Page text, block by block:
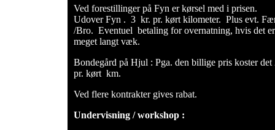
Ved forestillinger på Fyn er kørsel med i prisen.
Udover Fyn . 3 kr. pr. kørt kilometer. Plus evt.
/Bro. Eventuel betaling for overnatning, hvis det er
meget langt væk.
Bondegård på Hjul : Pga. den billige pris koster det
pr. kørt km.
Ved flere kontrakter gives rabat.
Undervisning / workshop :